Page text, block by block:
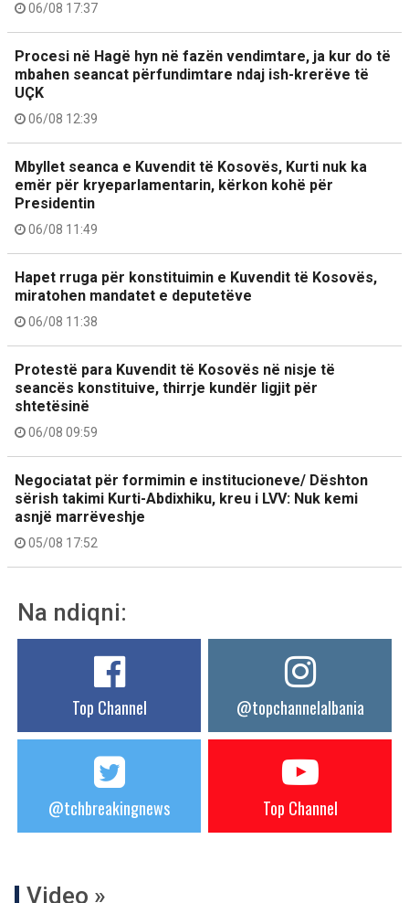
06/08 17:37
Procesi në Hagë hyn në fazën vendimtare, ja kur do të
mbahen seancat përfundimtare ndaj ish-krerëve të
UÇK
06/08 12:39
Mbyllet seanca e Kuvendit të Kosovës, Kurti nuk ka
emër për kryeparlamentarin, kërkon kohë për
Presidentin
06/08 11:49
Hapet rruga për konstituimin e Kuvendit të Kosovës,
miratohen mandatet e deputetëve
06/08 11:38
Protestë para Kuvendit të Kosovës në nisje të
seancës konstituive, thirrje kundër ligjit për
shtetësinë
06/08 09:59
Negociatat për formimin e institucioneve/ Dështon
sërish takimi Kurti-Abdixhiku, kreu i LVV: Nuk kemi
asnjë marrëveshje
05/08 17:52
Na ndiqni:
Top Channel @topchannelalbania
@tchbreakingnews Top Channel
Video »